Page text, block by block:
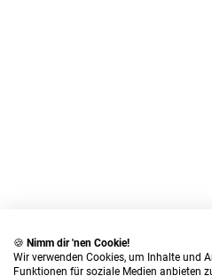
🍪 Nimm dir 'nen Cookie!
Wir verwenden Cookies, um Inhalte und
Funktionen für soziale Medien anbieten